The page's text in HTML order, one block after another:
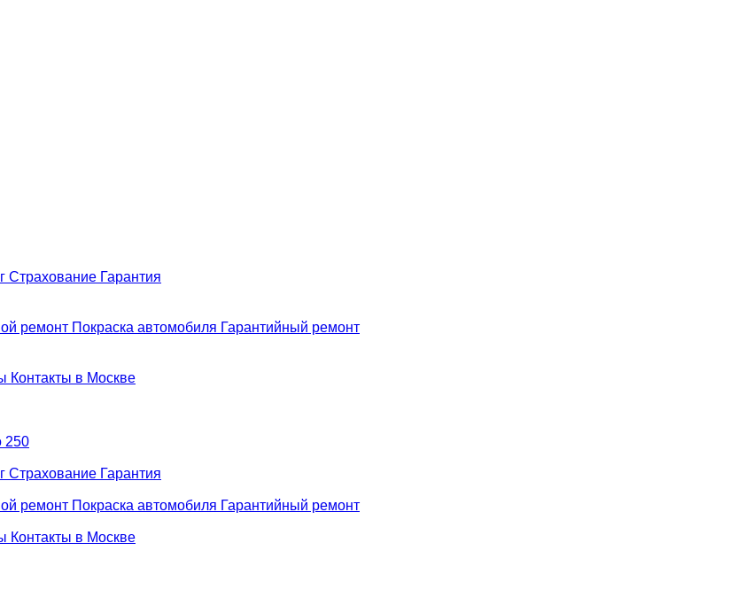
Страхование Гарантия
ремонт Покраска автомобиля Гарантийный ремонт
Контакты в Москве
250
Страхование Гарантия
ремонт Покраска автомобиля Гарантийный ремонт
Контакты в Москве